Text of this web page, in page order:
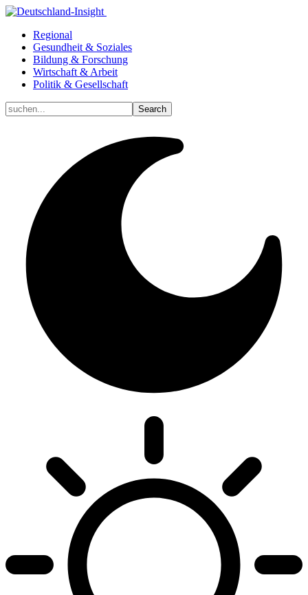
Regional
Gesundheit & Soziales
Bildung & Forschung
Wirtschaft & Arbeit
Politik & Gesellschaft